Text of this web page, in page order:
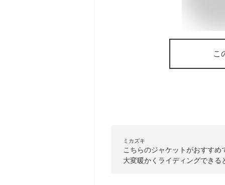
こ
ミカズキ
こちらのジャケットがおすす
大変暖かくライディングできる